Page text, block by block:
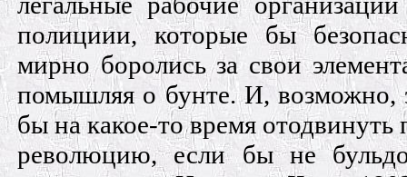
полициии, которые бы
мирно боролись за свои
помышляя о бунте. И, возможно,
бы на какое-то время
революцию, если бы не